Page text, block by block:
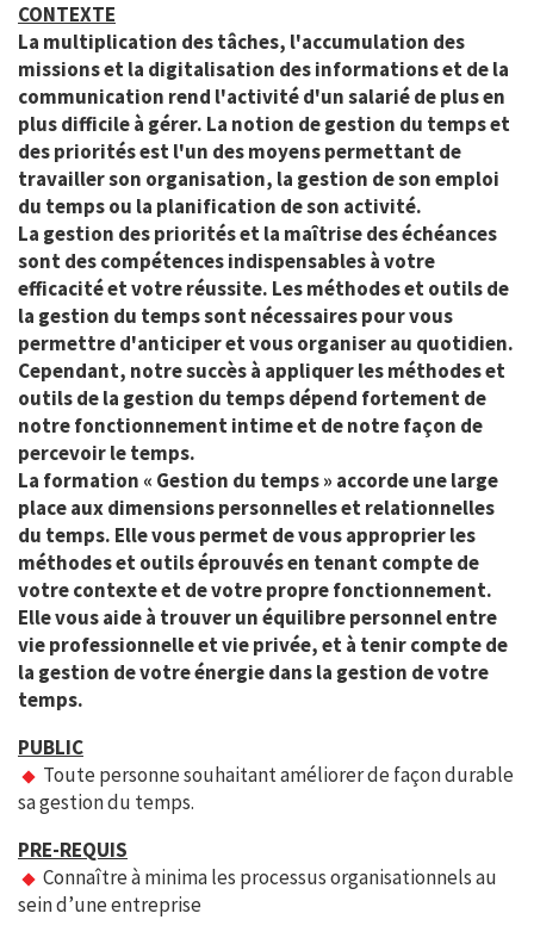
CONTEXTE
La multiplication des tâches, l'accumulation des
missions et la digitalisation des informations et de la
communication rend l'activité d'un salarié de plus en
plus difficile à gérer. La notion de gestion du temps et
des priorités est l'un desmoyens permettant de
travailler son organisation, la gestion de son emploi
du temps ou la planification de son activité.
La gestion des priorités et la maîtrise des échéances
sont des compétences indispensables à votre
efficacité et votreréussite. Les méthodes et outils de
la gestion du temps sont nécessaires pour vous
permettre d'anticiper et vousorganiser au quotidien.
Cependant, notre succès à appliquer les méthodes et
outils de la gestion du temps dépend fortement de
notrefonctionnement intime et de notre façon de
percevoir le temps.
La formation « Gestion du temps » accorde une large
place aux dimensions personnelles et relationnelles
du temps. Ellevous permet de vous approprier les
méthodes et outils éprouvés en tenant compte de
votre contexte et de votre proprefonctionnement.
Elle vous aide à trouver un équilibre personnel entre
vie professionnelle et vie privée, et à tenir compte de
la gestion devotre énergie dans la gestion de votre
temps.
PUBLIC
Toute personne souhaitant améliorer de façon durable
sa gestion du temps.
PRE-REQUIS
Connaître à minima les processus organisationnels au
sein d’une entreprise